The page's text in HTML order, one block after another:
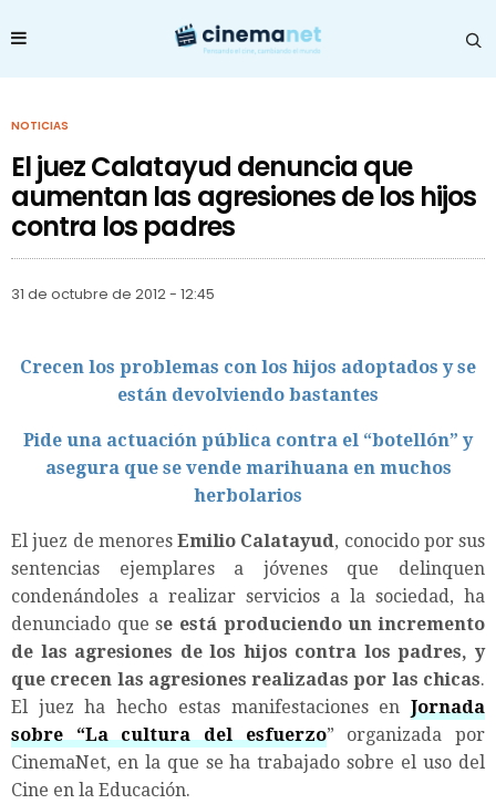
NOTICIAS
El juez Calatayud denuncia que
aumentan las agresiones de los hijos
contra los padres
31 de octubre de 2012 - 12:45
Crecen los problemas con los hijos adoptados y se
están devolviendo bastantes
Pide una actuación pública contra el “botellón” y
asegura que se vende marihuana en muchos
herbolarios
El juez de menores Emilio Calatayud, conocido por sus
sentencias ejemplares a jóvenes que delinquen
condenándoles a realizar servicios a la sociedad, ha
denunciado que se está produciendo un incremento
de las agresiones de los hijos contra los padres, y
que crecen las agresiones realizadas por las chicas.
El juez ha hecho estas manifestaciones en Jornada
sobre “La cultura del esfuerzo” organizada por
CinemaNet, en la que se ha trabajado sobre el uso del
Cine en la Educación.